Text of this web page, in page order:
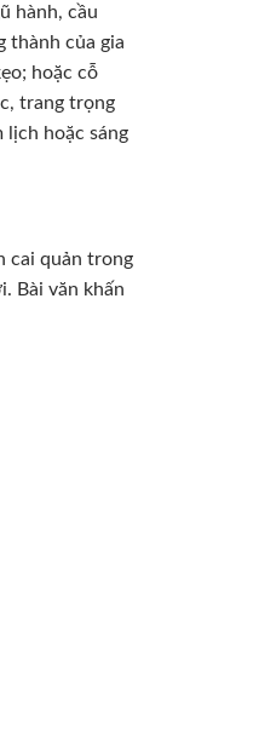
hành, cầu
thành của gia
hoặc cỗ
trang trọng
lịch hoặc sáng
cai quản trong
Bài văn khấn